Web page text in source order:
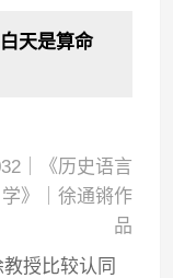
天是算命
｜《历史语言
学》｜徐通锵作
品
教授比较认同